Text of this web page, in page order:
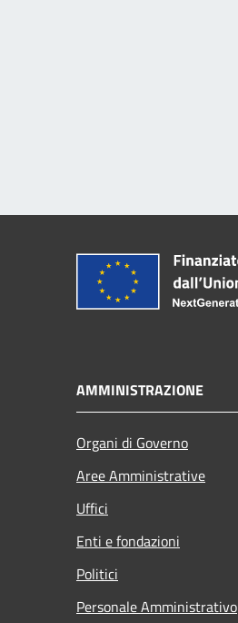
AMMINISTRAZIONE
Organi di Governo
Aree Amministrative
Uffici
Enti e fondazioni
Politici
Personale Amministrativo